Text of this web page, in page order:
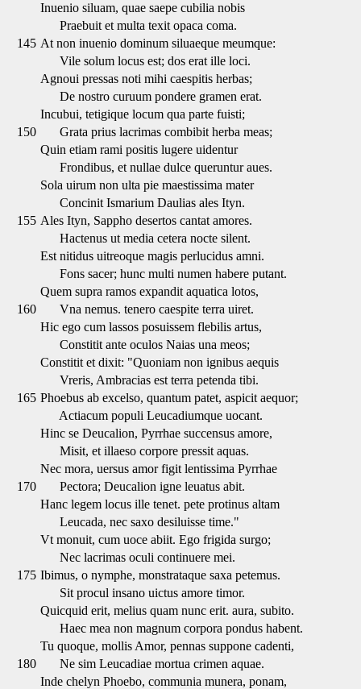
Inuenio siluam, quae saepe cubilia nobis
Praebuit et multa texit opaca coma.
145 At non inuenio dominum siluaeque meumque:
Vile solum locus est; dos erat ille loci.
Agnoui pressas noti mihi caespitis herbas;
De nostro curuum pondere gramen erat.
Incubui, tetigique locum qua parte fuisti;
150
Grata prius lacrimas combibit herba meas;
Quin etiam rami positis lugere uidentur
Frondibus, et nullae dulce queruntur aues.
Sola uirum non ulta pie maestissima mater
Concinit Ismarium Daulias ales Ityn.
155 Ales Ityn, Sappho desertos cantat amores.
Hactenus ut media cetera nocte silent.
Est nitidus uitreoque magis perlucidus amni.
Fons sacer; hunc multi numen habere putant.
Quem supra ramos expandit aquatica lotos,
160
Vna nemus. tenero caespite terra uiret.
Hic ego cum lassos posuissem flebilis artus,
Constitit ante oculos Naias una meos;
Constitit et dixit: "Quoniam non ignibus aequis
Vreris, Ambracias est terra petenda tibi.
165 Phoebus ab excelso, quantum patet, aspicit aequor;
Actiacum populi Leucadiumque uocant.
Hinc se Deucalion, Pyrrhae succensus amore,
Misit, et illaeso corpore pressit aquas.
Nec mora, uersus amor figit lentissima Pyrrhae
170
Pectora; Deucalion igne leuatus abit.
Hanc legem locus ille tenet. pete protinus altam
Leucada, nec saxo desiluisse time."
Vt monuit, cum uoce abiit. Ego frigida surgo;
Nec lacrimas oculi continuere mei.
175 Ibimus, o nymphe, monstrataque saxa petemus.
Sit procul insano uictus amore timor.
Quicquid erit, melius quam nunc erit. aura, subito.
Haec mea non magnum corpora pondus habent.
Tu quoque, mollis Amor, pennas suppone cadenti,
180
Ne sim Leucadiae mortua crimen aquae.
Inde chelyn Phoebo, communia munera, ponam,